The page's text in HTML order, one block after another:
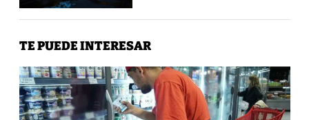
TE PUEDE INTERESAR